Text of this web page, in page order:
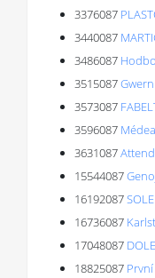
3376087
3440087
3486087
3515087
3573087
3596087
3631087
15544087
16192087
16736087
17048087
18825087